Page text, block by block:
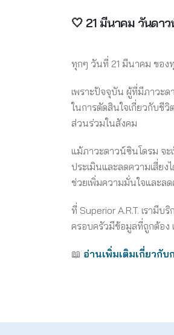
🤍 21 มีนาคม วันดาว
ทุกๆ วันที่ 21 มีนาคม ของ
เพราะปัจจุบัน ผู้ที่มีภาวะ
ในการตัดสินใจเกี่ยวกับชี
ส่วนร่วมในสังคม
แม้ภาวะดาวน์ซินโดรม จะ
ประเมินและลดความเสี่ยง
ช่วยเพิ่มความมั่นใจและล
ที่ Superior A.R.T. เรามี
ครอบครัวมีข้อมูลที่ถูกต้อง
📖 อ่านเพิ่มเติมเกี่ยวกับ